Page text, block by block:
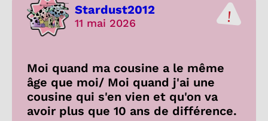
Stardust2012
11 mai 2026
Moi quand ma cousine a le même
âge que moi/ Moi quand j'ai une
cousine qui s'en vien et qu'on va
avoir plus que 10 ans de différence.